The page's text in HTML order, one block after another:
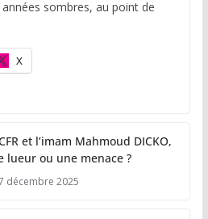
années sombres, au point de
X
et l’imam Mahmoud DICKO,
lueur ou une menace ?
décembre 2025